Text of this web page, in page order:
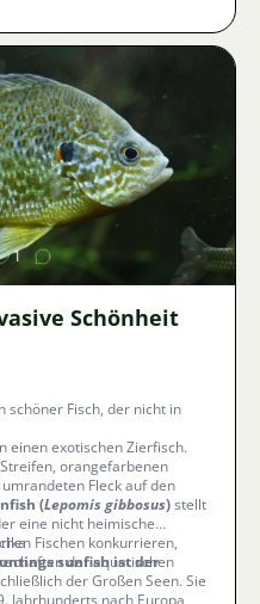
1
Schönheit
schöner Fisch, der nicht in
einen exotischen Zierfisch.
orangefarbenen
Fleck auf den
(Lepomis gibbosus)stellt
eine nicht heimische
Fischen konkurrieren,
der aquatischen
sunfish ist der
der Großen Seen. Sie
Jahrhunderts nach Europa